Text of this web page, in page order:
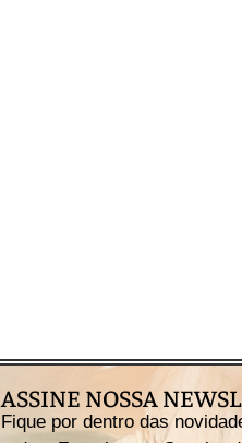
ASSINE NOSSA
Fique por dentro das